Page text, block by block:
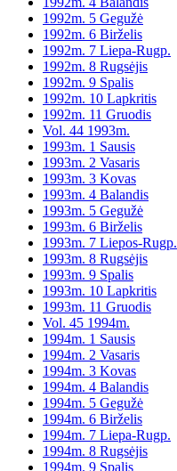
1992m. 5 Gegužė
1992m. 6 Birželis
1992m. 7 Liepa-Rugp.
1992m. 8 Rugsėjis
1992m. 9 Spalis
1992m. 10 Lapkritis
1992m. 11 Gruodis
Vol. 44 1993m.
1993m. 1 Sausis
1993m. 2 Vasaris
1993m. 3 Kovas
1993m. 4 Balandis
1993m. 5 Gegužė
1993m. 6 Birželis
1993m. 7 Liepos-Rugp.
1993m. 8 Rugsėjis
1993m. 9 Spalis
1993m. 10 Lapkritis
1993m. 11 Gruodis
Vol. 45 1994m.
1994m. 1 Sausis
1994m. 2 Vasaris
1994m. 3 Kovas
1994m. 4 Balandis
1994m. 5 Gegužė
1994m. 6 Birželis
1994m. 7 Liepa-Rugp.
1994m. 8 Rugsėjis
1994m. 9 Spalis